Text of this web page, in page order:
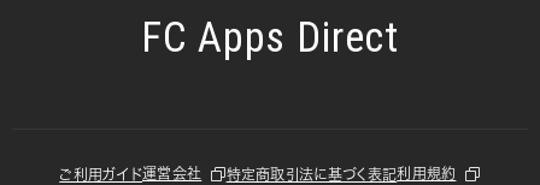
FC Apps Direct
ご利用ガイド運営会社 特定商取引法に基づく表記利用規約